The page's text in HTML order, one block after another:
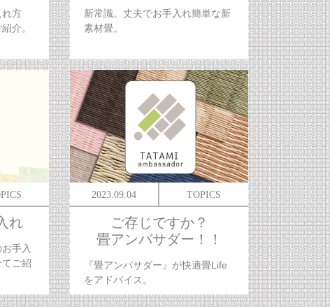
れ方
介。
新常識。丈夫でお手入れ簡単な新
素材畳。
れ
手入
ご紹
2023.09.04 TOPICS
ご存じですか？
畳アンバサダー！！
『畳アンバサダー』が快適畳Life
をアドバイス。